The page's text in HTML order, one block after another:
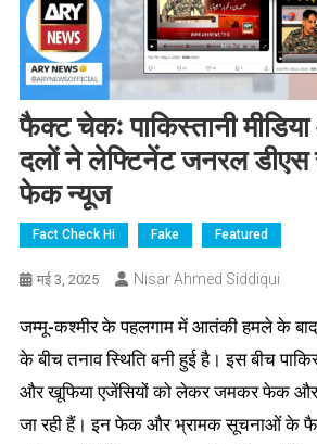
फैक्ट चेकः पाकिस्तानी
दलों ने लेफ्टिनेंट जनरल डीएस
फेक न्यूज
Fact Check Hi Fake Featured
मई 3, 2025 Nisar Ahmed Siddiqui
जम्मू-कश्मीर के पहलगाम में आतंकी हमले के बाद
के बीच तनाव स्थिति बनी हुई है। इस बीच
और खूफिया एजेंसियों को लेकर जमकर फेक और
जा रही हैं। इन फेक और भ्रामक सूचनाओं के